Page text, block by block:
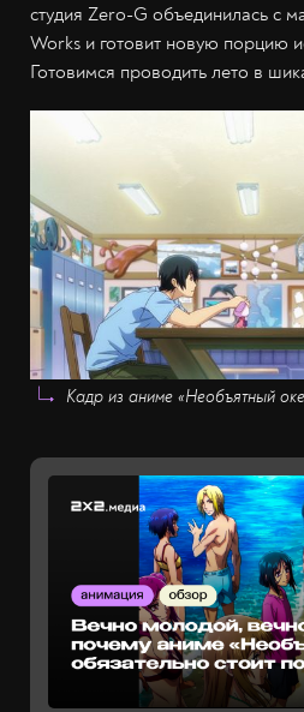
студия Zero-G объединилась с
Works и готовит новую порцию
Готовимся проводить лето в
Кадр из аниме «Необъятный